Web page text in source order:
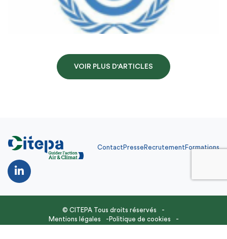
Presse Recrutement Formations
VOIR PLUS D'ARTICLES
Contact Presse Recrutement Formations
© CITEPA Tous droits réservés
Mentions légales
Politique de cookies